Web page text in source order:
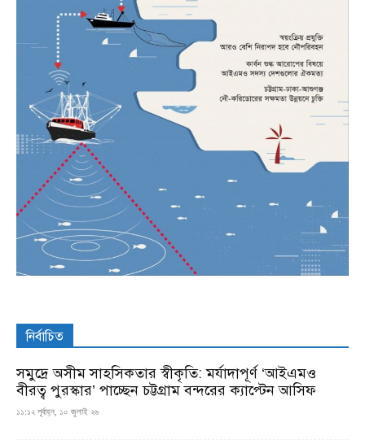
নির্বাচিত
সমুদ্রে অসীম সাহসিকতার স্বীকৃতি: মর্যাদাপূর্ণ ‘আইএমও
বীরত্ব পুরস্কার’ পাচ্ছেন চট্টগ্রাম বন্দরের ক্যাপ্টেন আসিফ
১১:১২ পূর্বাহ্ন, ১০ জুলাই ২৬